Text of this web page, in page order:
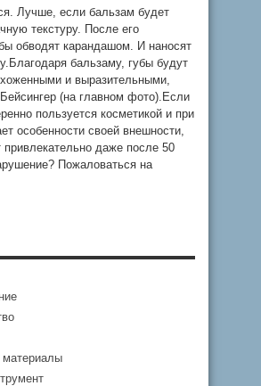
Лучше, если бальзам будет
текстуру. После его
обводят карандашом. И наносят
бальзаму, губы будут
и выразительными,
(на главном фото).Если
пользуется косметикой и при
особенности своей внешности,
привлекательно даже после 50
Пожаловаться на